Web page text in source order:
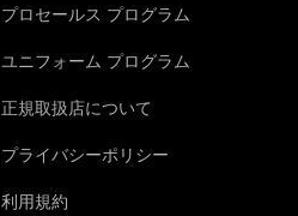
プロセールス プログラム
ユニフォーム プログラム
正規取扱店について
プライバシーポリシー
利用規約